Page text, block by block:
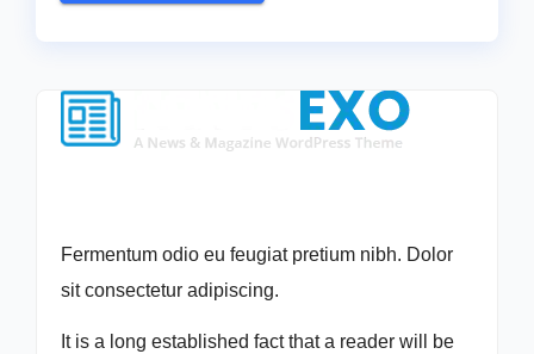
Fermentum odio eu feugiat pretium nibh. Dolor
sit consectetur adipiscing.
It is a long established fact that a reader will be